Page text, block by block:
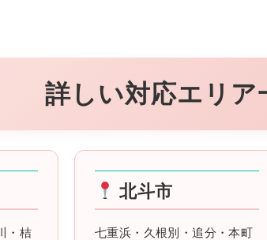
詳しい対応エリア
・桔
北斗市
七重浜・久根別・追分・本町